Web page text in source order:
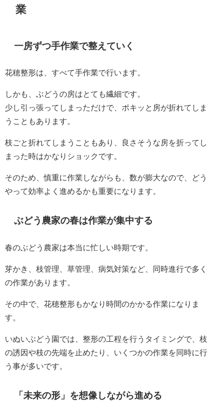
業
一房ずつ手作業で整えていく
花穂整形は、すべて手作業で行います。
しかも、ぶどうの房はとても繊細です。
少し引っ張ってしまっただけで、ポキッと房が折れてしま
うこともあります。
枝ごと折れてしまうこともあり、良さそうな房を折ってし
まった時はかなりショックです。
そのため、慎重に作業しながらも、数が膨大なので、どう
やって効率よく進めるかも重要になります。
ぶどう農家の春は作業が集中する
春のぶどう農家は本当に忙しい時期です。
芽かき、枝管理、草管理、病気対策など、同時進行で多く
の作業があります。
その中で、花穂整形もかなり時間のかかる作業になりま
す。
いぬいぶどう園では、整形の工程を行うタイミングで、枝
の誘因や枝の先端を止めたり、いくつかの作業を同時に行
う事が多いです。
「未来の形」を想像しながら進める